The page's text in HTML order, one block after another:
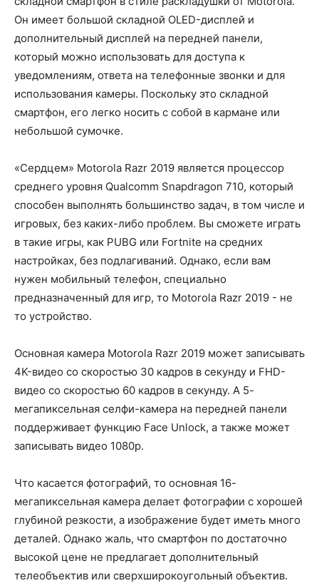
Он имеет большой складной OLED-дисплей и
дополнительный дисплей на передней панели,
который можно использовать для доступа к
уведомлениям, ответа на телефонные звонки и для
использования камеры. Поскольку это складной
смартфон, его легко носить с собой в кармане или
небольшой сумочке.
«Сердцем» Motorola Razr 2019 является процессор
среднего уровня Qualcomm Snapdragon 710, который
способен выполнять большинство задач, в том числе и
игровых, без каких-либо проблем. Вы сможете играть
в такие игры, как PUBG или Fortnite на средних
настройках, без подлагиваний. Однако, если вам
нужен мобильный телефон, специально
предназначенный для игр, то Motorola Razr 2019 - не
то устройство.
Основная камера Motorola Razr 2019 может записывать
4K-видео со скоростью 30 кадров в секунду и FHD-
видео со скоростью 60 кадров в секунду. А 5-
мегапиксельная селфи-камера на передней панели
поддерживает функцию Face Unlock, а также может
записывать видео 1080p.
Что касается фотографий, то основная 16-
мегапиксельная камера делает фотографии с хорошей
глубиной резкости, а изображение будет иметь много
деталей. Однако жаль, что смартфон по достаточно
высокой цене не предлагает дополнительный
телеобъектив или сверхширокоугольный объектив.